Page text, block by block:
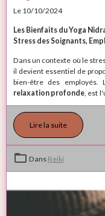
Le 10/10/2024
Les Bienfaits du Yoga
Stress des Soignants,
Dans un contexte où le
il devient essentiel de
bien-être des
relaxation profonde, est
contre l'épuisement
accumulé au quotidien.
entreprise, adaptées
patients, cette méthode
limitation du nombre de
Lire la suite
Dans Reiki